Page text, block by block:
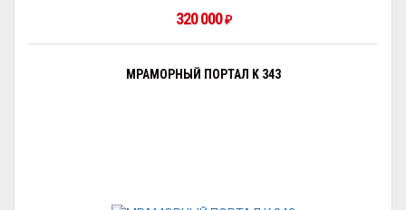
320 000₽
МРАМОРНЫЙ ПОРТАЛ K 343